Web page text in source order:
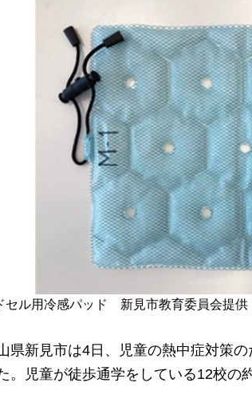
セル用冷感パッド 新見市教育委員会提供
県新見市は4日、児童の熱中症対策
。児童が徒歩通学をしている12校の